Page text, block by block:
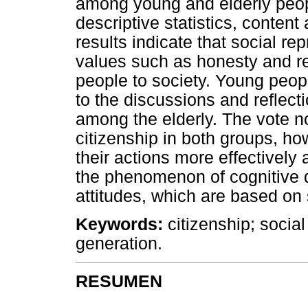
descriptive statistics, content
results indicate that social
values such as honesty and
people to society. Young
to the discussions and
among the elderly. The vote
citizenship in both groups,
their actions more effectively
the phenomenon of cognitive
attitudes, which are based
Keywords: citizenship;
generation.
RESUMEN